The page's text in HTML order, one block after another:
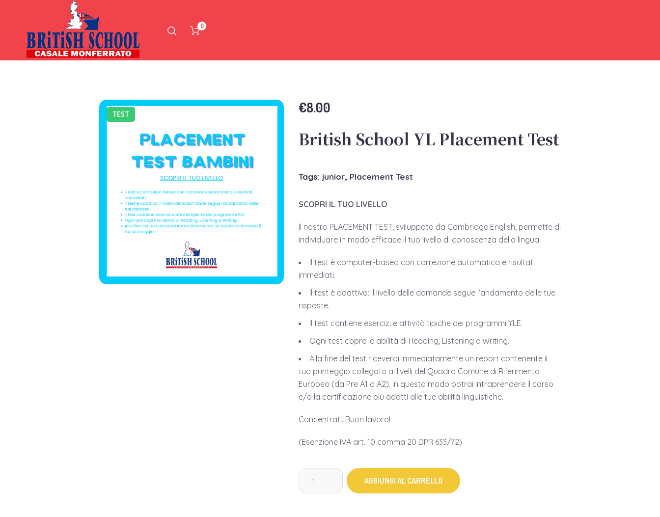
0
TEST €8.00
British School YL Placement Test
Tags: junior, Placement Test
SCOPRI IL TUO LIVELLO
Il nostro PLACEMENT TEST, sviluppato da Cambridge English, permette di
individuare in modo efficace il tuo livello di conoscenza della lingua.
Il test è computer-based con correzione automatica e risultati
immediati.
Il test è adattivo: il livello delle domande segue l’andamento delle tue
risposte.
Il test contiene esercizi e attività tipiche dei programmi YLE.
Ogni test copre le abilità di Reading, Listening e Writing.
Alla fine del test riceverai immediatamente un report contenente il
tuo punteggio collegato ai livelli del Quadro Comune di Riferimento
Europeo (da Pre A1 a A2). In questo modo potrai intraprendere il corso
e/o la certificazione più adatti alle tue abilità linguistiche.
Concentrati. Buon lavoro!
(Esenzione IVA art. 10 comma 20 DPR 633/72)
AGGIUNGI AL CARRELLO